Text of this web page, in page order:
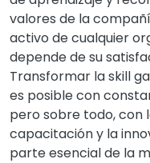
valores de la
activo de cualquier
depende de su
Transformar la skill
es posible con
pero sobre todo, con
capacitación y la
parte esencial de la